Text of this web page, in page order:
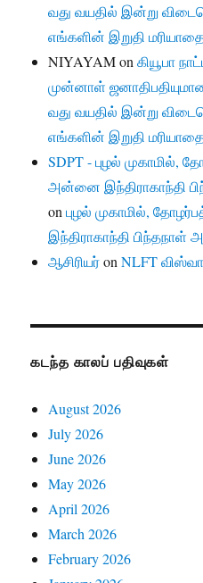
வது வயதில் இன்று
எங்களின் இறுதி
NIYAYAMonகியூபா
முன்னாள்
வது வயதில் இன்று
எங்களின் இறுதி
SDPT - புழல் முகாமில்,
அன்னை இந்திராகாந்தி
onபுழல் முகாமில்,
இந்திராகாந்தி பிந்தநாள்
ஆசிரியர்onNLFT
கடந்த காலப் பதிவுகள்
August 2026
July 2026
June 2026
May 2026
April 2026
March 2026
February 2026